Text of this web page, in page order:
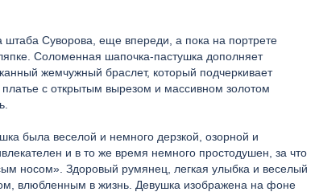
штаба Суворова, еще впереди, а пока на портрете
Соломенная шапочка-пастушка дополняет
жемчужный браслет, который подчеркивает
с открытым вырезом и массивном золотом
была веселой и немного дерзкой, озорной и
и в то же время немного простодушен, за что
носом». Здоровый румянец, легкая улыбка и веселый
влюбленным в жизнь. Девушка изображена на фоне